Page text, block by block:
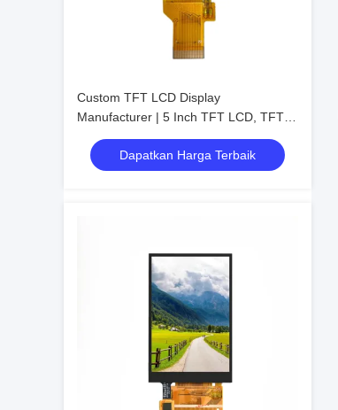
Custom TFT LCD Display
Manufacturer | 5 Inch TFT LCD, TFT
LCD 1.8, High-Resolution TFT LCD IPS
Screen
Dapatkan Harga Terbaik